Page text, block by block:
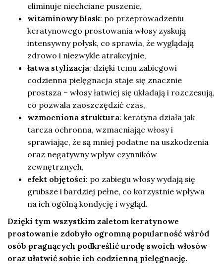
eliminuje niechciane puszenie,
witaminowy blask: po przeprowadzeniu
keratynowego prostowania włosy zyskują
intensywny połysk, co sprawia, że wyglądają
zdrowo i niezwykle atrakcyjnie,
łatwa stylizacja: dzięki temu zabiegowi
codzienna pielęgnacja staje się znacznie
prostsza – włosy łatwiej się układają i rozczesują,
co pozwala zaoszczędzić czas,
wzmocniona struktura: keratyna działa jak
tarcza ochronna, wzmacniając włosy i
sprawiając, że są mniej podatne na uszkodzenia
oraz negatywny wpływ czynników
zewnętrznych,
efekt objętości: po zabiegu włosy wydają się
grubsze i bardziej pełne, co korzystnie wpływa
na ich ogólną kondycję i wygląd.
Dzięki tym wszystkim zaletom keratynowe
prostowanie zdobyło ogromną popularność wśród
osób pragnących podkreślić urodę swoich włosów
oraz ułatwić sobie ich codzienną pielęgnację.